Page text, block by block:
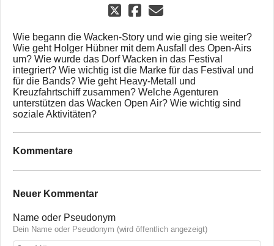
Wie begann die Wacken-Story und wie ging sie weiter?
Wie geht Holger Hübner mit dem Ausfall des Open-Airs
um? Wie wurde das Dorf Wacken in das Festival
integriert? Wie wichtig ist die Marke für das Festival und
für die Bands? Wie geht Heavy-Metall und
Kreuzfahrtschiff zusammen? Welche Agenturen
unterstützen das Wacken Open Air? Wie wichtig sind
soziale Aktivitäten?
Kommentare
Neuer Kommentar
Name oder Pseudonym
Dein Name oder Pseudonym (wird öffentlich angezeigt)